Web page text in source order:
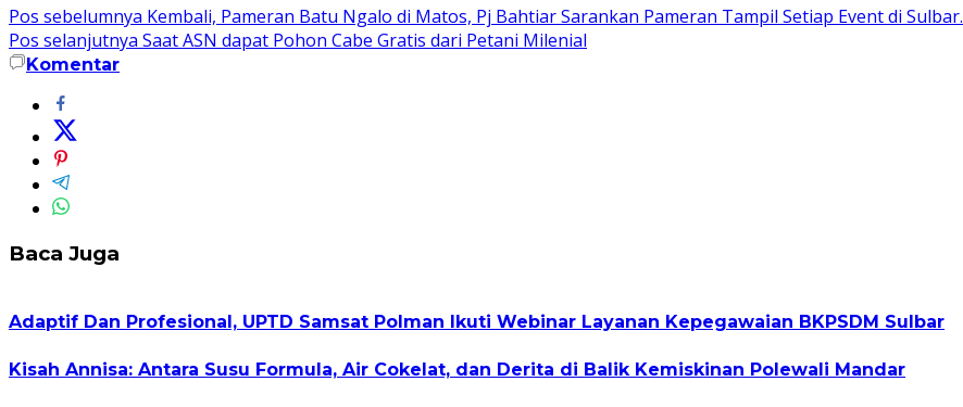
Navigasi
pos
Pos sebelumnya Kembali, Pameran Batu Ngalo di Matos, Pj Bahtiar Sarankan Pameran Tampil Setiap Event di Sulbar.
Pos selanjutnya Saat ASN dapat Pohon Cabe Gratis dari Petani Milenial
Komentar
Baca Juga
Adaptif Dan Profesional, UPTD Samsat Polman Ikuti Webinar Layanan Kepegawaian BKPSDM Sulbar
Kisah Annisa: Antara Susu Formula, Air Cokelat, dan Derita di Balik Kemiskinan Polewali Mandar